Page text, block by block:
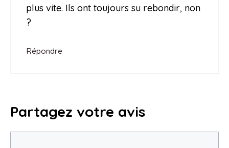
plus vite. Ils ont toujours su rebondir, non
?
Répondre
Partagez votre avis